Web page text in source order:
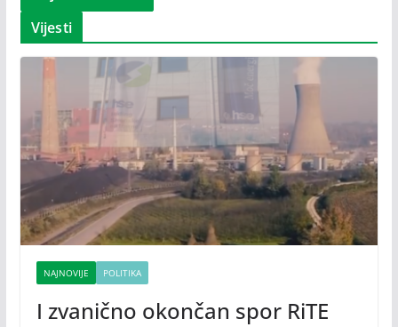
Vijesti
NAJNOVIJE POLITIKA
I zvanično okončan spor RiTE